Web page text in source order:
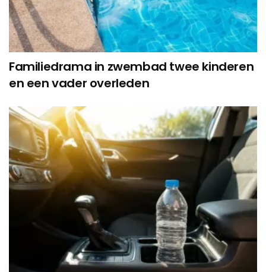
Familiedrama in zwembad twee kinderen
en een vader overleden